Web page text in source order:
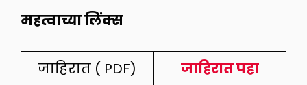
महत्वाच्या लिंक्स
जाहिरात ( PDF)
जाहिरात पहा